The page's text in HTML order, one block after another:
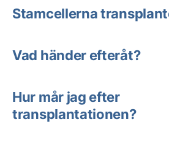
Stamcellerna
Vad händer efteråt?
Hur mår jag efter
transplantationen?